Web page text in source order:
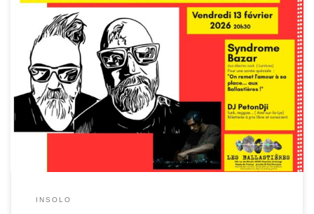
**Les Ballastières – Résidence & Concert de Syndrome Bazar
Les Ballastières
Adresse : 156 Rue du Moulin, 62130 Gauchin-
Verloingt (Saint-Pol-sur-Ternoise, Hauts-de-France, France)
Contact : +33 6 62 08 83 99
Site web : lesballastieres.org (Le
Collectif Ballast) Un lieu vivant, collaboratif et tourné vers la création
artistique […]
INSOLO